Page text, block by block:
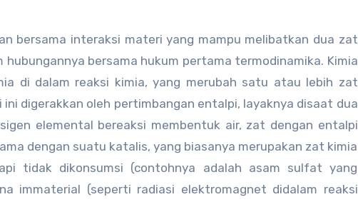
bersama interaksi materi yang mampu melibatkan dua zat
bersama hukum pertama termodinamika. Kimia
di dalam reaksi kimia, yang merubah satu atau lebih zat
digerakkan oleh pertimbangan entalpi, layaknya disaat dua
elemental bereaksi membentuk air, zat dengan entalpi
dengan suatu katalis, yang biasanya merupakan zat kimia
tidak dikonsumsi (contohnya adalah asam sulfat yang
immaterial (seperti radiasi elektromagnet didalam reaksi